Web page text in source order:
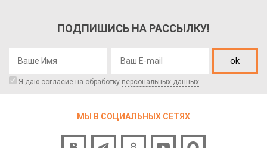
ПОДПИШИСЬ НА РАССЫЛКУ!
ok
Я даю согласие на обработку персональных данных
МЫ В СОЦИАЛЬНЫХ СЕТЯХ